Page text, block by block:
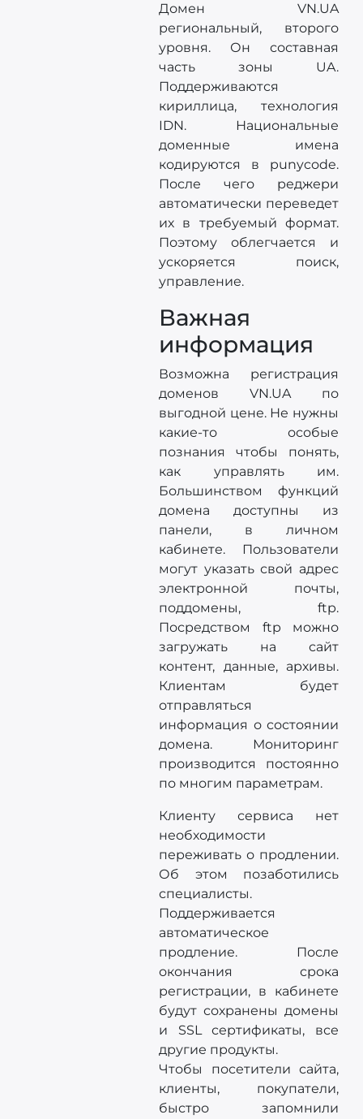
Домен VN.UA
региональный, второго
уровня. Он составная
часть зоны UA.
Поддерживаются
кириллица, технология
IDN. Национальные
доменные имена
кодируются в punycode.
После чего реджери
автоматически переведет
их в требуемый формат.
Поэтому облегчается и
ускоряется поиск,
управление.
Важная
информация
Возможна регистрация
доменов VN.UA по
выгодной цене. Не нужны
какие-то особые
познания чтобы понять,
как управлять им.
Большинством функций
домена доступны из
панели, в личном
кабинете. Пользователи
могут указать свой адрес
электронной почты,
поддомены, ftp.
Посредством ftp можно
загружать на сайт
контент, данные, архивы.
Клиентам будет
отправляться
информация о состоянии
домена. Мониторинг
производится постоянно
по многим параметрам.
Клиенту сервиса нет
необходимости
переживать о продлении.
Об этом позаботились
специалисты.
Поддерживается
автоматическое
продление. После
окончания срока
регистрации, в кабинете
будут сохранены домены
и SSL сертификаты, все
другие продукты.
Чтобы посетители сайта,
клиенты, покупатели,
быстро запомнили